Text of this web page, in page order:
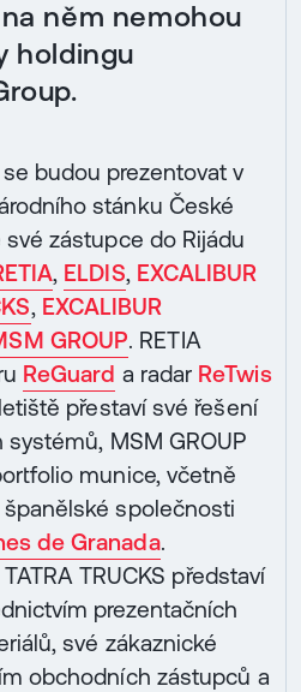
něm nemohou
holdingu
budou prezentovat v
stánku České
zástupce do Rijádu
, ELDIS, EXCALIBUR
, EXCALIBUR
GROUP. RETIA
ReGuard a radar ReTwis
přestaví své řešení
MSM GROUP
munice, včetně
společnosti
de Granada.
TRUCKS představí
prezentačních
své zákaznické
obchodních zástupců a